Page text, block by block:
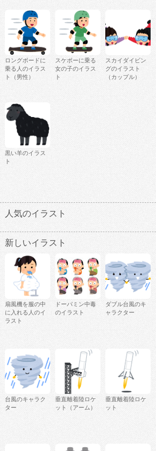
ロングボードに
乗る人のイラス
ト（男性）
スケボーに乗る
女の子のイラス
ト
スカイダイビン
グのイラスト
（カップル）
黒い羊のイラス
ト
人気のイラスト
新しいイラスト
扇風機を服の中
に入れる人のイ
ラスト
ドーパミン中毒
のイラスト
ダブル台風のキ
ャラクター
台風のキャラク
ター
垂直離着陸ロケ
ット（アーム）
垂直離着陸ロケ
ット